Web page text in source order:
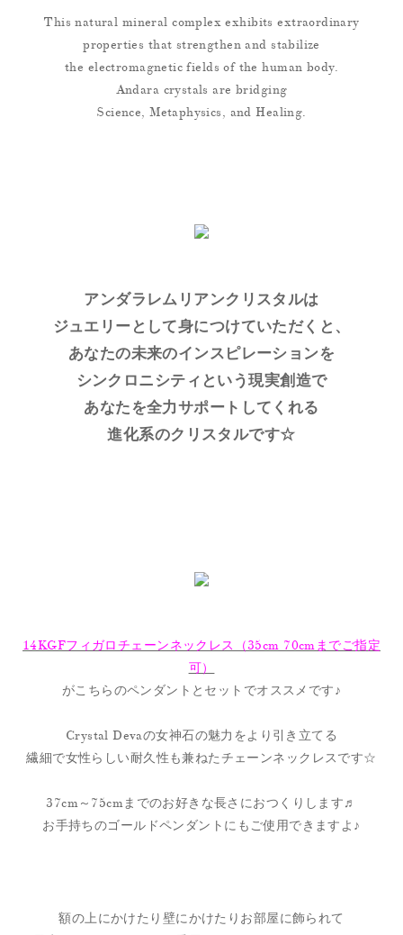
This natural mineral complex exhibits extraordinary
properties that strengthen and stabilize
the electromagnetic fields of the human body.
Andara crystals are bridging
Science, Metaphysics, and Healing.
アンダラレムリアンクリスタルは
ジュエリーとして身につけていただくと、
あなたの未来のインスピレーションを
シンクロニシティという現実創造で
あなたを全力サポートしてくれる
進化系のクリスタルです☆
14KGFフィガロチェーンネックレス（35cm 70cmまでご指定
可）
がこちらのペンダントとセットでオススメです♪
Crystal Devaの女神石の魅力をより引き立てる
繊細で女性らしい耐久性も兼ねたチェーンネックレスです☆
37cm～75cmまでのお好きな長さにおつくりします♬
お手持ちのゴールドペンダントにもご使用できますよ♪
額の上にかけたり壁にかけたりお部屋に飾られて